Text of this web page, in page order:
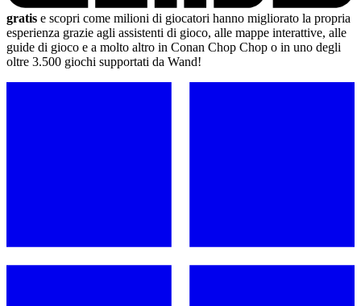
gratis e scopri come milioni di giocatori hanno migliorato la propria
esperienza grazie agli assistenti di gioco, alle mappe interattive, alle
guide di gioco e a molto altro in Conan Chop Chop o in uno degli
oltre 3.500 giochi supportati da Wand!